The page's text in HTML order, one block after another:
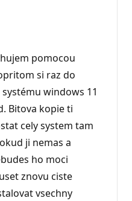
pomocou
si raz do
windows 11
Bitova kopie ti
cely system tam
ji nemas a
ho moci
znovu ciste
vsechny